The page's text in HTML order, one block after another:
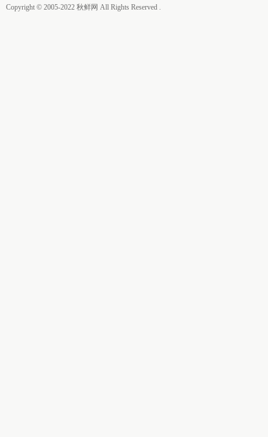
Copyright © 2005-2022 秋鲜网 All Rights Reserved .